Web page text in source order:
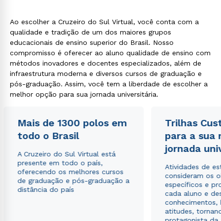
Ao escolher a Cruzeiro do Sul Virtual, você conta com a
qualidade e tradição de um dos maiores grupos
educacionais de ensino superior do Brasil. Nosso
compromisso é oferecer ao aluno qualidade de ensino com
métodos inovadores e docentes especializados, além de
infraestrutura moderna e diversos cursos de graduação e
pós-graduação. Assim, você tem a liberdade de escolher a
melhor opção para sua jornada universitária.
Mais de 1300 polos em
todo o Brasil
A Cruzeiro do Sul Virtual está
presente em todo o país,
oferecendo os melhores cursos
de graduação e pós-graduação a
distância do país
Trilhas
para a sua
jornada
Atividades de
consideram os
específicos e
cada aluno e
conhecimentos,
atitudes,
Estou de acordo com aPolítica de Privacidade.e
autorizo que meus dados sejam utilizados para o
envio de conteúdos da Cruzeiro do Sul.